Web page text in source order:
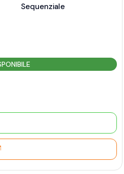
Sequenziale